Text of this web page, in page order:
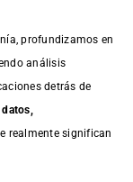
profundizamos en
análisis
detrás de
realmente significan